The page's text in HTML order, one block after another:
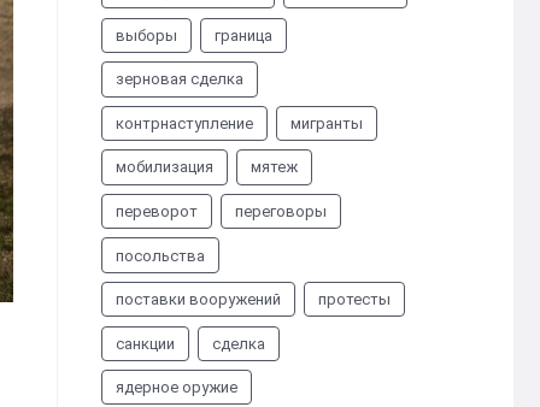
выборы граница
зерновая сделка
контрнаступление мигранты
мобилизация мятеж
переворот переговоры
посольства
поставки вооружений протесты
санкции сделка
ядерное оружие